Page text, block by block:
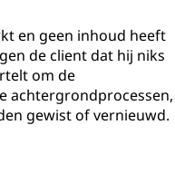
en geen inhoud heeft
de client dat hij niks
om de
achtergrondprocessen,
gewist of vernieuwd.